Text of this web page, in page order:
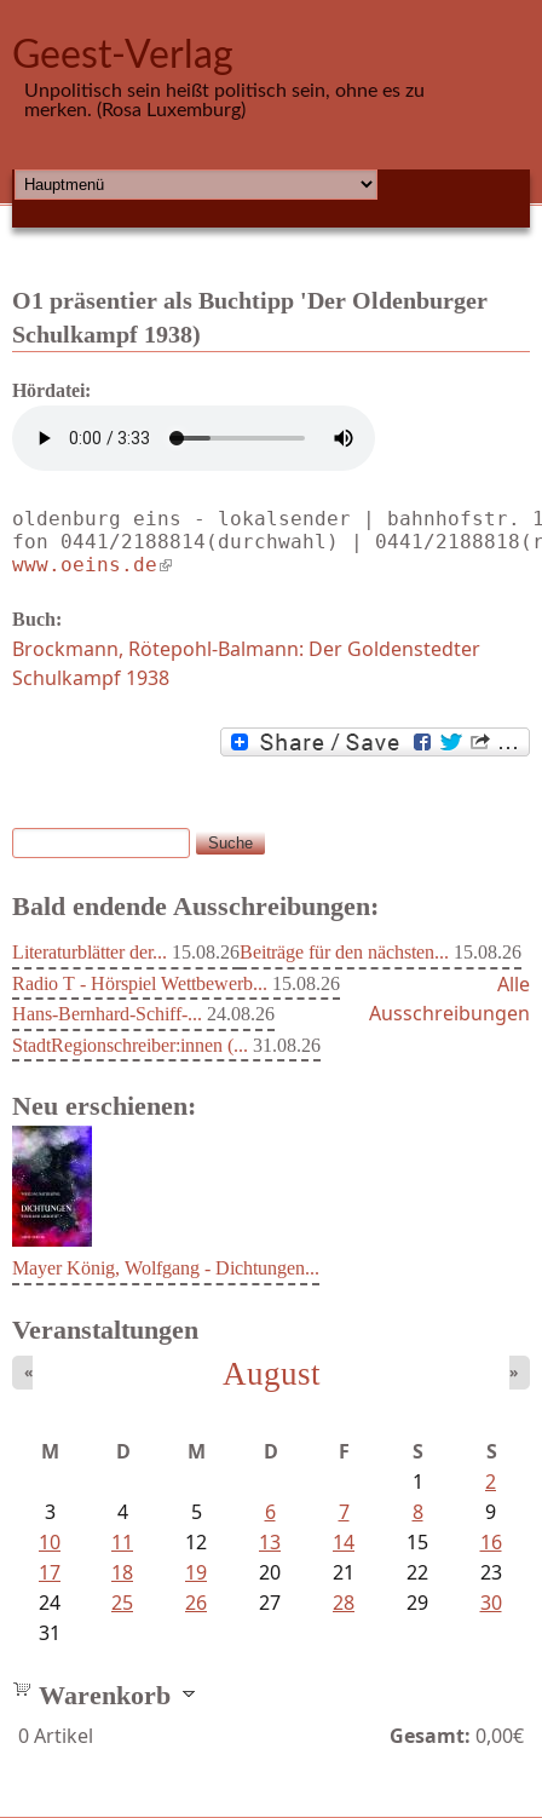
Geest-Verlag
Unpolitisch sein heißt politisch sein, ohne es zu
merken. (Rosa Luxemburg)
HAUPTMENÜ
O1 präsentier als Buchtipp 'Der Oldenburger
Schulkampf 1938)
Hördatei:
oldenburg eins - lokalsender | bahnhofstr.
www.oeins.de(link is external)
Buch:
Brockmann, Rötepohl-Balmann: Der Goldenstedter
Schulkampf 1938
Suchformular
Suche
Bald endende Ausschreibungen:
Literaturblätter der... 15.08.26Beiträge für den nächsten... 15.08.26
Radio T - Hörspiel Wettbewerb... 15.08.26
Hans-Bernhard-Schiff-... 24.08.26
StadtRegionschreiber:innen (... 31.08.26
Alle
Ausschreibungen
Neu erschienen:
Mayer König, Wolfgang - Dichtungen...
Veranstaltungen
August
« »
M D M D F S
S
1
2
3
4 5 6 7 8
9
10
11 12 13 14 15
16
17
18 19 20 21 22
23
24
25 26 27 28 29
30
31
Warenkorb
0Artikel Gesamt: 0,00€